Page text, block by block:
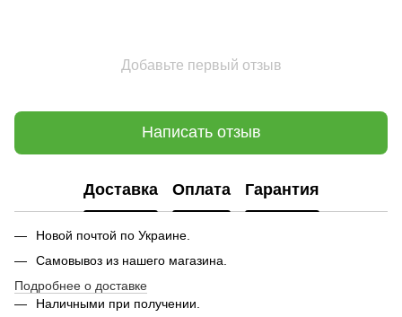
Добавьте первый отзыв
Написать отзыв
Доставка Оплата Гарантия
Новой почтой по Украине.
Самовывоз из нашего магазина.
Подробнее о доставке
Наличными при получении.